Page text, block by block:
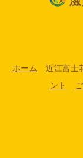
ホーム 近江富士
ント